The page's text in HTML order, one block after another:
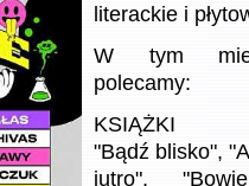
literackie i
W tym
polecamy:
KSIĄŻKI
"Bądź blisko",
jutro",